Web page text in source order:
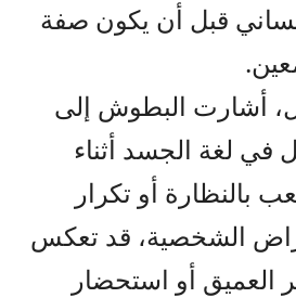
قبل أن يكون صفة
أشارت البطوش إلى
في لغة الجسد أثناء
بالنظارة أو تكرار
الشخصية، قد تعكس
العميق أو استحضار